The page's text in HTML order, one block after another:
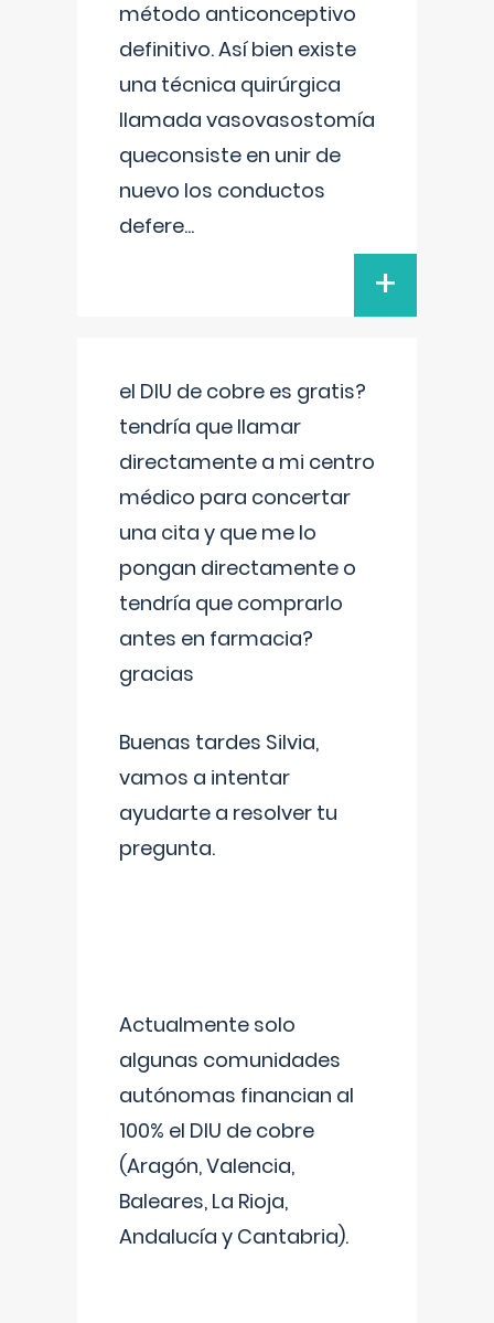
método anticonceptivo
definitivo. Así bien existe
una técnica quirúrgica
llamada vasovasostomía
queconsiste en unir de
nuevo los conductos
defere...
+
el DIU de cobre es gratis?
tendría que llamar
directamente a mi centro
médico para concertar
una cita y que me lo
pongan directamente o
tendría que comprarlo
antes en farmacia?
gracias
Buenas tardes Silvia,
vamos a intentar
ayudarte a resolver tu
pregunta.
Actualmente solo
algunas comunidades
autónomas financian al
100% el DIU de cobre
(Aragón, Valencia,
Baleares, La Rioja,
Andalucía y Cantabria).